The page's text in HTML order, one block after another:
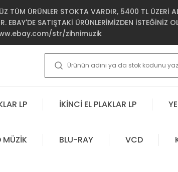
TÜM ÜRÜNLER STOKTA VARDIR, 5400 TL ÜZERİ
EBAY'DE SATIŞTAKİ ÜRÜNLERİMİZDEN İSTEĞİNİZ
str/zihnimuzik
LP İKİNCİ EL PLAKLAR LP
MÜZİK BLU-RAY VCD